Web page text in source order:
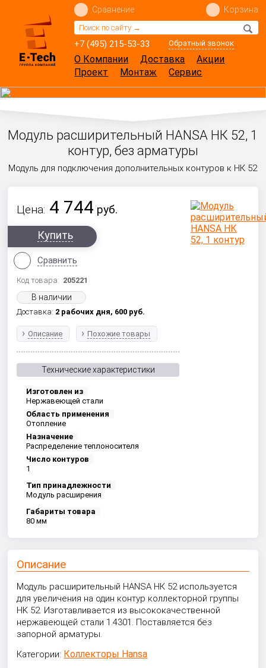
+7 (495) 215-53-33 Обратный звонок
Сравнение Корзина
О Компании Доставка
Акции
Проект
Монтаж Сервис
Модуль расширительный HANSA НК 52, 1
контур, без арматуры
Модуль для подключения дополнительных контуров к НК 52
Цена: 4 744 руб.
Купить
Сравнить
Код товара: 205221
В наличии
Доставка: 2 рабочих дня, 600 руб.
Описание Похожие товары
Технические характеристики
Изготовлен из
Нержавеющей стали
Область применения
Отопление
Назначение
Распределение теплоносителя
Число контуров
1
Тип принадлежности
Модуль расширения
Габариты товара
80 мм
Описание
Модуль расширительный HANSA НК 52 используется
для увеличения на один контур коллекторной группы
HK 52. Изготавливается из высококачественной
нержавеющей стали 1.4301. Поставляется без
запорной арматуры.
Категории: Коллекторы Hansa